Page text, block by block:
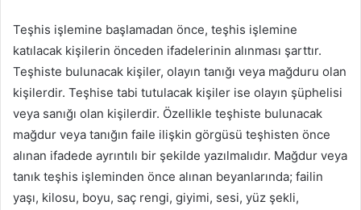
Teşhis işlemine başlamadan önce, teşhis işlemine
katılacak kişilerin önceden ifadelerinin alınması şarttır.
Teşhiste bulunacak kişiler, olayın tanığı veya mağduru olan
kişilerdir. Teşhise tabi tutulacak kişiler ise olayın şüphelisi
veya sanığı olan kişilerdir. Özellikle teşhiste bulunacak
mağdur veya tanığın faile ilişkin görgüsü teşhisten önce
alınan ifadede ayrıntılı bir şekilde yazılmalıdır. Mağdur veya
tanık teşhis işleminden önce alınan beyanlarında; failin
yaşı, kilosu, boyu, saç rengi, giyimi, sesi, yüz şekli,